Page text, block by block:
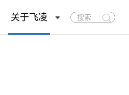
关于飞凌
搜
索